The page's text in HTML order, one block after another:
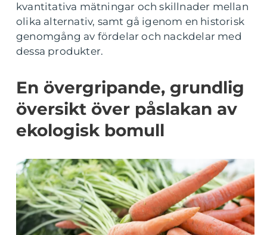
kvantitativa mätningar och skillnader mellan
olika alternativ, samt gå igenom en historisk
genomgång av fördelar och nackdelar med
dessa produkter.
En övergripande, grundlig
översikt över påslakan av
ekologisk bomull